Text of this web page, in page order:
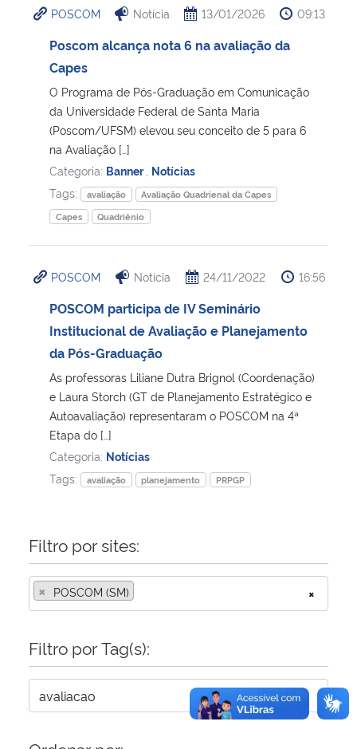
Ministério da Cidadania
Ministério de Minas e Energia
Ministério da Ciência, Tecnologia, Inovações e Comunicações
Ministério do Meio Ambiente
Ministério do Turismo
Ministério do Desenvolvimento Regional
Controladoria-Geral da União
Ministério da Mulher, da Família e dos Direitos Humanos
Secretaria-Geral
Secretaria de Governo
Gabinete de Segurança Institucional
Banco Central do Brasil
Planalto
POSCOM Notícia 13/01/2026 09:13
Poscom alcança nota 6 na avaliação da
Capes
O Programa de Pós-Graduação em Comunicação
da Universidade Federal de Santa Maria
(Poscom/UFSM) elevou seu conceito de 5 para 6
na Avaliação […]
Categoria: Banner Notícias
Tags:
avaliação
Avaliação Quadrienal da Capes
Capes
Quadriênio
POSCOM Notícia 24/11/2022 16:56
POSCOM participa de IV Seminário
Institucional de Avaliação e Planejamento
da Pós-Graduação
As professoras Liliane Dutra Brignol (Coordenação)
e Laura Storch (GT de Planejamento Estratégico e
Autoavaliação) representaram o POSCOM na 4ª
Etapa do […]
Categoria: Notícias
Tags:
avaliação planejamento PRPGP
Filtro por sites:
×
× POSCOM (SM)
Filtro por Tag(s):